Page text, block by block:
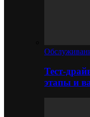
Тест-
этапы и